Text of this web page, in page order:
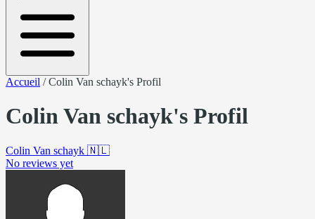
Accueil /Colin Van schayk's Profil
Colin Van schayk's Profil
Colin Van schayk 🇳🇱
No reviews yet